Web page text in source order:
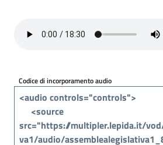
media
i
cittadini
Codice di incorporamento audio